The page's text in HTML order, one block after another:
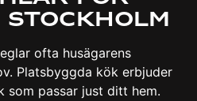
ofta husägarens
Platsbyggda kök erbjuder
som passar just ditt hem.